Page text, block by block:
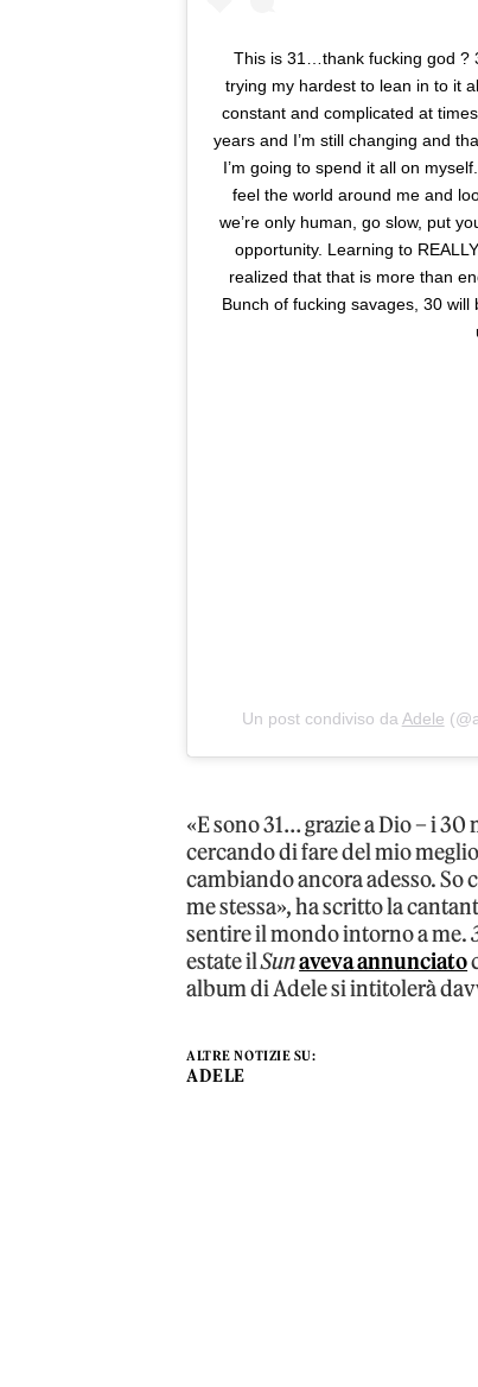
This is 31…thank fucking god ?
trying my hardest to lean in to it
constant and complicated at
years and I’m still changing and
I’m going to spend it all on
feel the world around me and
we’re only human, go slow, put
opportunity. Learning to
realized that that is more than
Bunch of fucking savages, 30
Un post condiviso da Adele
«E sono 31… grazie a Dio – i
cercando di fare del mio
cambiando ancora adesso. So
me stessa», ha scritto la
sentire il mondo intorno a me.
estate ilSunaveva annunciato
album di Adele si intitolerà
ALTRE NOTIZIE SU:
ADELE